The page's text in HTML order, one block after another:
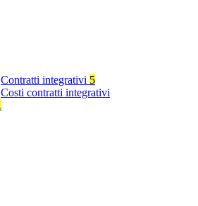
Contratti integrativi 5
Costi contratti integrativi